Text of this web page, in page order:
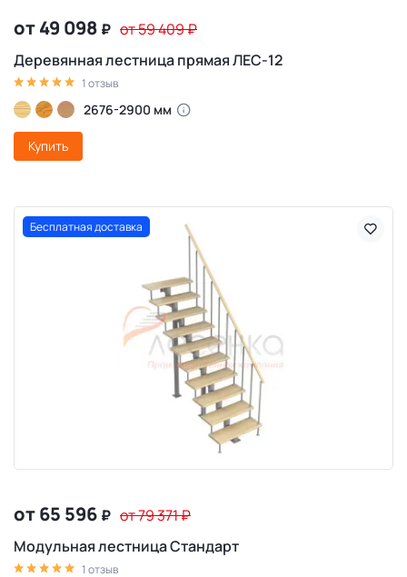
от 49 098 ₽ от 59 409₽
Деревянная лестница прямая ЛЕС-12
1 отзыв
2676-2900 мм
Купить
Бесплатная доставка
от 65 596 ₽ от 79 371₽
Модульная лестница Стандарт
1 отзыв